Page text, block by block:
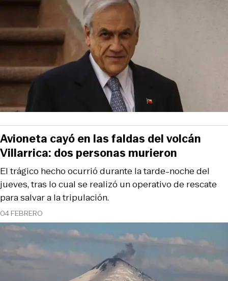
04 FEBRERO
El trágico hecho ocurrió durante la tarde-noche del
jueves, tras lo cual se realizó un operativo de rescate
para salvar a la tripulación.
Avioneta cayó en las faldas del volcán
Villarrica: dos personas murieron